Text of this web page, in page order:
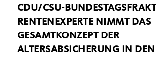
CDU/CSU-
RENTENEXPERTE NIMMT DAS
GESAMTKONZEPT DER
ALTERSABSICHERUNG IN